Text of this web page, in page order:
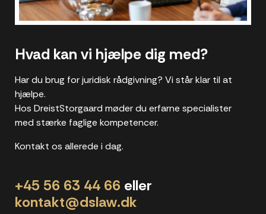
Hvad kan vi hjælpe dig med?
Har du brug for juridisk rådgivning? Vi står klar til at
hjælpe.
Hos DreistStorgaard møder du erfarne specialister
med stærke faglige kompetencer.
Kontakt os allerede i dag.
+45 56 63 44 66 eller
kontakt@dslaw.dk